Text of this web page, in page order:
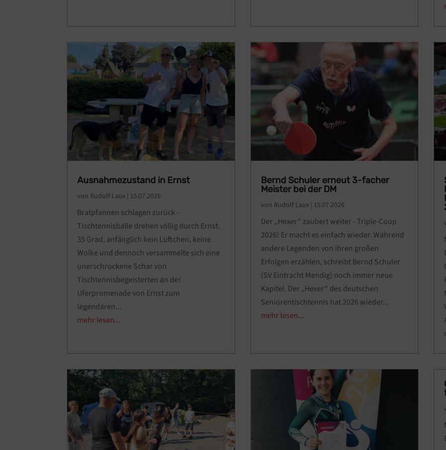
Ausnahmezustand in Ernst
von Rudolf Laux 15.07.2026
Bratpfannen schlagen zurück -
Tischtennisbälle drehen völlig durch Ernst.
35 Grad, anfänglich kein Lüftchen, keine
Wolke und dennoch versammelte sich eine
unerschrockene Schar von
Tischtennisbegeisterten an der
Uferpromenade von Ernst zum
legendären...
mehr lesen...
Bernd Schuler erneut 3-facher
Meister bei der DM
von Rudolf Laux| 15.07.2026
Der „Hexer“ zaubert weiter - Triple-Coup
2026! Er macht es einfach wieder. Während
andere Legenden von ihren großen
Erfolgen erzählen, schreibt Bernd Schuler
(SV Eintracht Mendig) noch immer neue
Kapitel. Der „Hexer“ des deutschen
Seniorentischtennis hat 2026 wieder...
mehr lesen...